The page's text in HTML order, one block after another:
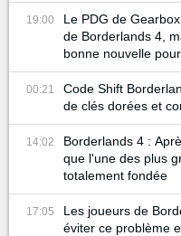
19:00
Le PDG de
de Borderlands 4,
bonne nouvelle
00:21
Code Shift
de clés dorées et
14:02
Borderlands 4 :
que l'une des plus
totalement fondée
17:05
Les joueurs de
éviter ce problème